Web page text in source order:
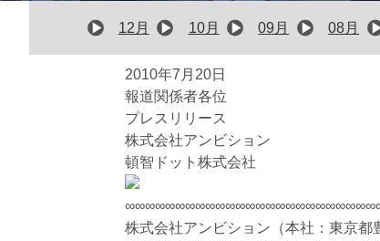
12月 10月 09月 08月
2010年7月20日
報道関係者各位
プレスリリース
株式会社アンビション
頓智ドット株式会社
株式会社アンビション（本社：東京